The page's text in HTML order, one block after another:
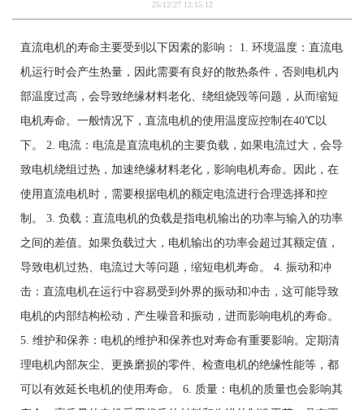
25/12/27 12:15:12
直流电机的寿命主要受到以下因素的影响： 1. 环境温度：直流电
机运行时会产生热量，因此需要有良好的散热条件，否则电机内
部温度过高，会导致绝缘材料老化、绕组烧毁等问题，从而缩短
电机寿命。一般情况下，直流电机的使用温度应控制在40℃以
下。 2. 电流：电流是直流电机的主要负载，如果电流过大，会导
致电机绕组过热，加速绝缘材料老化，影响电机寿命。因此，在
使用直流电机时，需要根据电机的额定电流进行合理选择和控
制。 3. 负载：直流电机的负载是指电机输出的功率与输入的功率
之间的差值。如果负载过大，电机输出的功率会超过其额定值，
导致电机过热、电流过大等问题，缩短电机寿命。 4. 振动和冲
击：直流电机在运行中容易受到外界的振动和冲击，这可能导致
电机的内部结构松动，产生噪音和振动，进而影响电机的寿命。
5. 维护和保养：电机的维护和保养也对寿命有重要影响。定期清
理电机内部灰尘、更换磨损的零件、检查电机的绝缘性能等，都
可以有效延长电机的使用寿命。 6. 质量：电机的质量也会影响其